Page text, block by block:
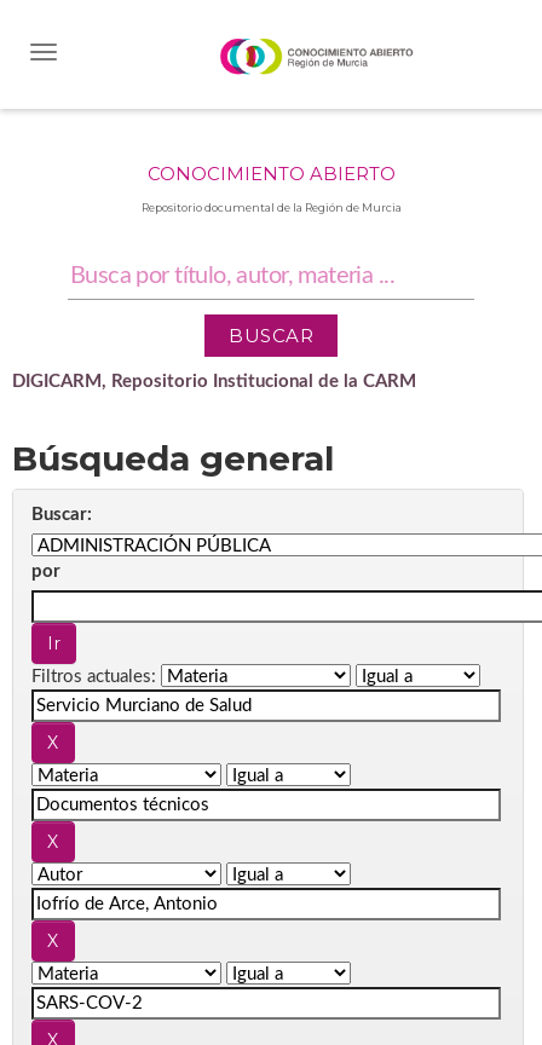
CONOCIMIENTO ABIERTO
Repositorio documental de la Región de Murcia
DIGICARM, Repositorio Institucional de la CARM
Búsqueda general
Buscar:
por
Filtros actuales: